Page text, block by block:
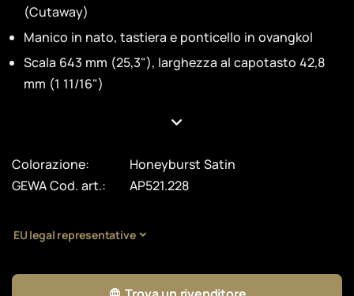
(Cutaway)
Manico in nato, tastiera e ponticello in ovangkol
Scala 643 mm (25,3"), larghezza al capotasto 42,8
mm (1 11/16")
Colorazione:
Honeyburst Satin
GEWA Cod. art.:
AP521.228
EU legal representative